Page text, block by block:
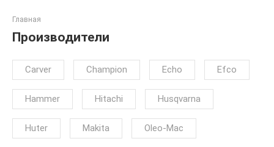
Главная
Производители
Carver Champion Echo Efco
Hammer Hitachi Husqvarna
Huter Makita Oleo-Mac